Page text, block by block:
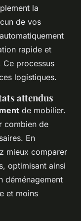
la
de vos
rapide et
Ce processus
logistiques.
attendus
de mobilier.
combien de
En
mieux comparer
optimisant ainsi
déménagement
et moins